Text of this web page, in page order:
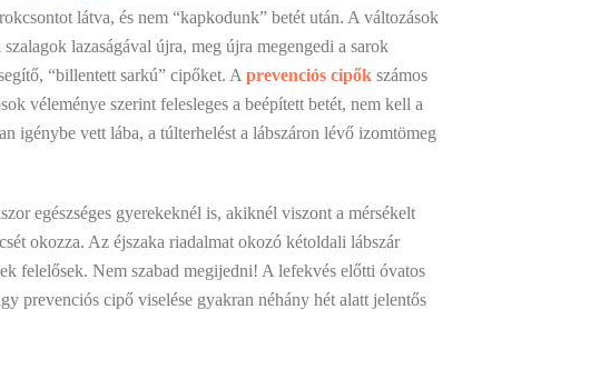
látva, és nem “kapkodunk” betét után. A változások
lazaságával újra, meg újra megengedi a sarok
“billentett sarkú” cipőket. A prevenciós cipők számos
véleménye szerint felesleges a beépített betét, nem kell a
igénybe vett lába, a túlterhelést a lábszáron lévő izomtömeg
egészséges gyerekeknél is, akiknél viszont a mérsékelt
okozza. Az éjszaka riadalmat okozó kétoldali lábszár
felelősek. Nem szabad megijedni! A lefekvés előtti óvatos
prevenciós cipő viselése gyakran néhány hét alatt jelentős